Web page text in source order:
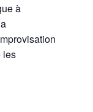
à
les